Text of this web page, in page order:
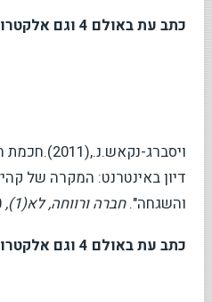
כתב עת באולם 4 וגם אלקטרוני (116184)
ויסברג-
דיון באינטרנט: המקרה של
והשגחה".חברה ורווחה, לא(1),
113-130.
כתב עת באולם 4 וגם אלקטרוני (114070)